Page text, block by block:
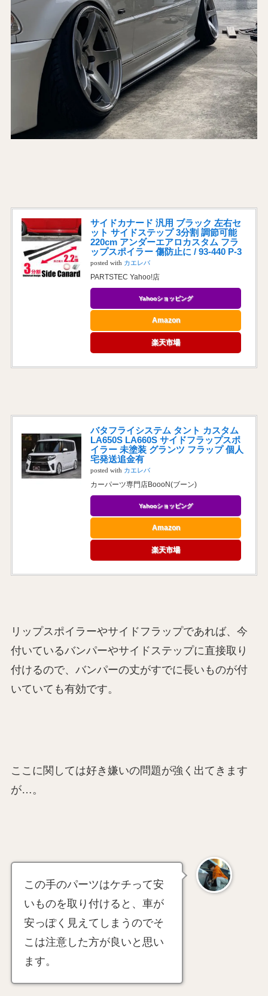
サイドカナード 汎用 ブラック 左右セ
ット サイドステップ 3分割 調節可能
220cm アンダーエアロカスタム フラ
ップスポイラー 傷防止に / 93-440 P-3
posted with カエレバ
PARTSTEC Yahoo!店
Yahooショッピング
Amazon
楽天市場
バタフライシステム タント カスタム
LA650S LA660S サイドフラップスポ
イラー 未塗装 グランツ フラップ 個人
宅発送追金有
posted with カエレバ
カーパーツ専門店BoooN(ブーン)
Yahooショッピング
Amazon
楽天市場
リップスポイラーやサイドフラップであれば、今
付いているバンパーやサイドステップに直接取り
付けるので、バンパーの丈がすでに長いものが付
いていても有効です。
ここに関しては好き嫌いの問題が強く出てきます
が…。
この手のパーツはケチって安
いものを取り付けると、車が
安っぽく見えてしまうのでそ
こは注意した方が良いと思い
ます。